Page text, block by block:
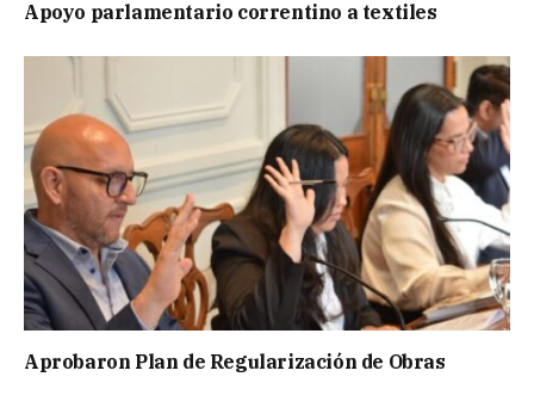
Apoyo parlamentario correntino a textiles
Aprobaron Plan de Regularización de Obras